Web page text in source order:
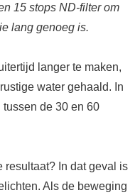
15 stops ND-filter om
lang genoeg is.
langer te maken,
water gehaald. In
de 30 en 60
resultaat? In dat geval is
Als de beweging